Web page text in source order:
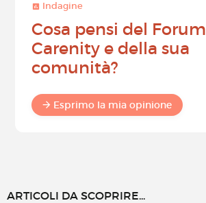
Indagine
Cosa pensi del Forum
Carenity e della sua
comunità?
Esprimo la mia opinione
ARTICOLI DA SCOPRIRE...